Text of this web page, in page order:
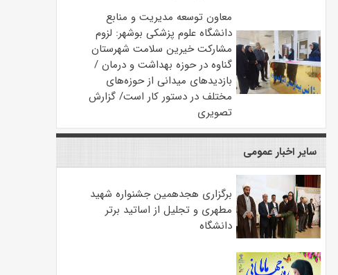
معاون توسعه مدیریت و منابع
دانشگاه علوم پزشکی بوشهر: لزوم
مشارکت خیرین سلامت شهرستان
گناوه در حوزه بهداشت و درمان /
بازدیدهای میدانی از حوزه‌های
مختلف در دستور کار است/ گزارش
تصویری
سایر اخبار عمومی
برگزاری هجدهمین جشنواره شهید
مطهری و تجلیل از اساتید برتر
دانشگاه